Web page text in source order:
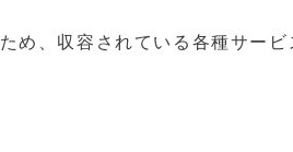
め、収容されている各種サー